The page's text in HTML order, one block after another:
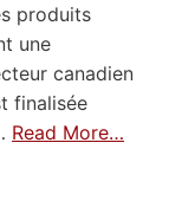
produits
une
canadien
finalisée
Read More…